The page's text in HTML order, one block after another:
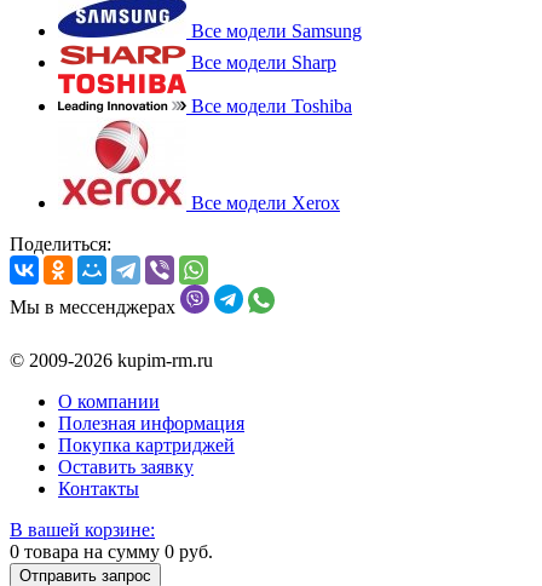
Все модели Samsung
Все модели Sharp
Все модели Toshiba
Все модели Xerox
Поделиться:
Мы в мессенджерах
© 2009-2026 kupim-rm.ru
О компании
Полезная информация
Покупка картриджей
Оставить заявку
Контакты
В вашей корзине:
0 товара на сумму 0 руб.
Отправить запрос